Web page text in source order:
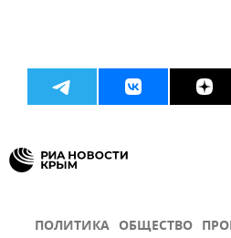
ПОЛИТИКА ОБЩЕСТВО